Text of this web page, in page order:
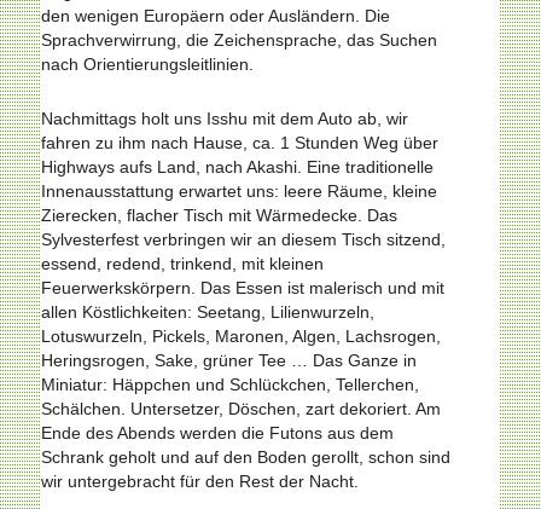
den wenigen Europäern oder Ausländern. Die
Sprachverwirrung, die Zeichensprache, das Suchen
nach Orientierungsleitlinien.
Nachmittags holt uns Isshu mit dem Auto ab, wir
fahren zu ihm nach Hause, ca. 1 Stunden Weg über
Highways aufs Land, nach Akashi. Eine traditionelle
Innenausstattung erwartet uns: leere Räume, kleine
Zierecken, flacher Tisch mit Wärmedecke. Das
Sylvesterfest verbringen wir an diesem Tisch sitzend,
essend, redend, trinkend, mit kleinen
Feuerwerkskörpern. Das Essen ist malerisch und mit
allen Köstlichkeiten: Seetang, Lilienwurzeln,
Lotuswurzeln, Pickels, Maronen, Algen, Lachsrogen,
Heringsrogen, Sake, grüner Tee … Das Ganze in
Miniatur: Häppchen und Schlückchen, Tellerchen,
Schälchen. Untersetzer, Döschen, zart dekoriert. Am
Ende des Abends werden die Futons aus dem
Schrank geholt und auf den Boden gerollt, schon sind
wir untergebracht für den Rest der Nacht.